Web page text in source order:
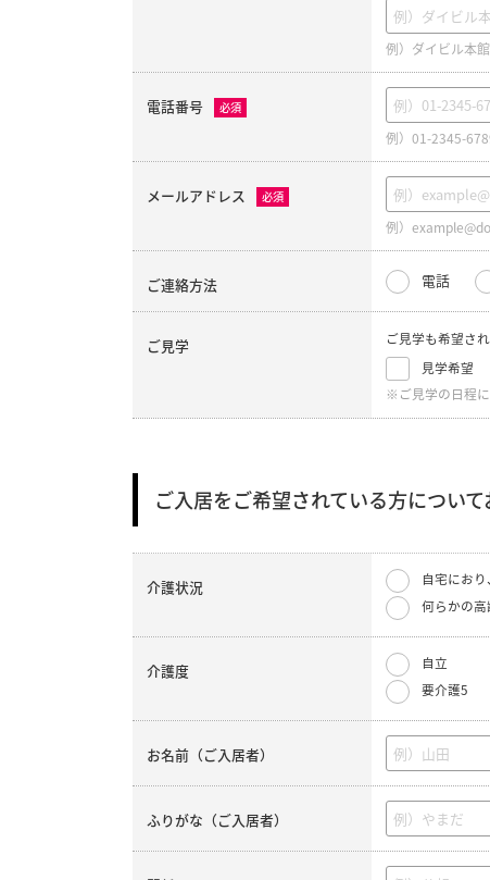
例）ダイビル本
電話番号 必須
例）01-2345-
メールアドレス 必須
例）
ご連絡方法 電話
ご見学
ご見学も希望さ
見学希望
※ご見学の日程
ご入居をご希望されている方につい
介護状況 自宅にお
何らかの
介護度 自立
要介護5
お名前（ご入居者）
ふりがな（ご入居者）